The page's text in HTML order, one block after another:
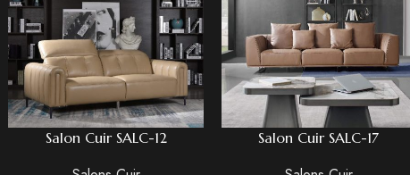
Salon Cuir SALC-12 Salon Cuir SALC-17